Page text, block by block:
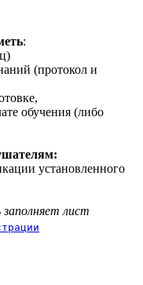
:
(протокол и
обучения (либо
установленного
лист